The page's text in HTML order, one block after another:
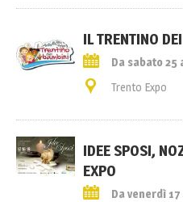
IL TRENTINO
Da sabato 25
Trento Expo
IDEE SPOSI,
EXPO
Da venerdì